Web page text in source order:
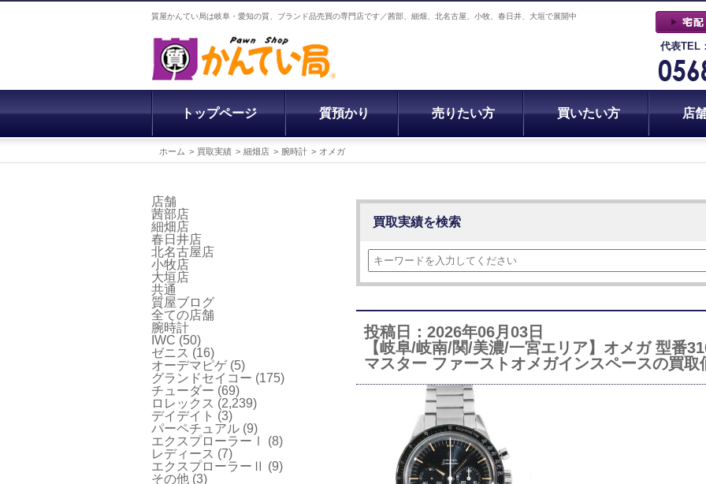
質屋かんてい局は岐阜・愛知の質、ブランド品売買の専門店です／茜部、細畑、北名古屋、小牧、春日井、大垣で展開中
代表TEL
トップページ 質預かり 売りたい方 買いたい方 店
ホーム 買取実績 細畑店 腕時計 オメガ
買取実績を検索
投稿日：2026年06月03日
【岐阜/岐南/関/美濃/一宮エリア】オメガ 型番
マスター ファーストオメガインスペースの買取
店舗
茜部店
細畑店
春日井店
北名古屋店
小牧店
大垣店
共通
質屋ブログ
全ての店舗
腕時計
IWC (50)
ゼニス (16)
オーデマピゲ(5)
グランドセイコー (175)
チューダー (69)
ロレックス (2,239)
デイデイト (3)
パーペチュアル (9)
エクスプローラーⅠ
(8)
レディース (7)
エクスプローラーⅡ (9)
その他 (3)